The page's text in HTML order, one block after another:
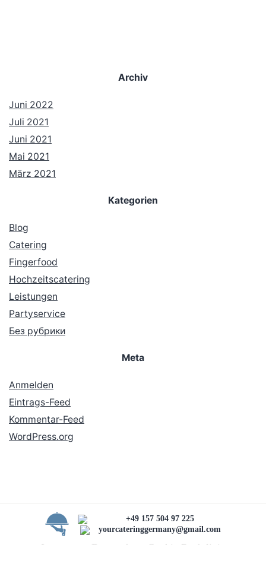
Archiv
Juni 2022
Juli 2021
Juni 2021
Mai 2021
März 2021
Kategorien
Blog
Catering
Fingerfood
Hochzeitscatering
Leistungen
Partyservice
Без рубрики
Meta
Anmelden
Eintrags-Feed
Kommentar-Feed
WordPress.org
+49 157 504 97 225
yourcateringgermany@gmail.com
Impressum Datenschutz Cookie Rechtlinie